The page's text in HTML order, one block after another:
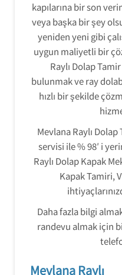
kapılarına bir son
veya başka bir şey
yeniden yeni gibi
uygun maliyetli bir
Raylı Dolap
bulunmak ve ray
hızlı bir şekilde
Mevlana Raylı
servisi ile % 98′ i
Raylı Dolap Kapak
Kapak Tamiri,
Daha fazla bilgi
randevu almak için
Mevlana Raylı